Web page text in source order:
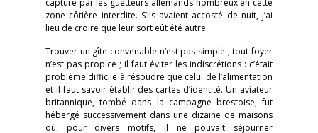
capture par les guetteurs allemands nombreux en cette
zone côtière interdite. S’ils avaient accosté de nuit, j’ai
lieu de croire que leur sort eût été autre.
Trouver un gîte convenable n’est pas simple ; tout foyer
n’est pas propice ; il faut éviter les indiscrétions : c’était
problème difficile à résoudre que celui de l’alimentation
et il faut savoir établir des cartes d’identité. Un aviateur
britannique, tombé dans la campagne brestoise, fut
hébergé successivement dans une dizaine de maisons
où, pour divers motifs, il ne pouvait séjourner